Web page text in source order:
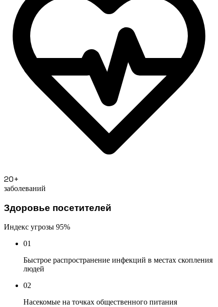
20+
заболеваний
Здоровье посетителей
Индекс угрозы 95%
01
Быстрое распространение инфекций в местах скопления
людей
02
Насекомые на точках общественного питания